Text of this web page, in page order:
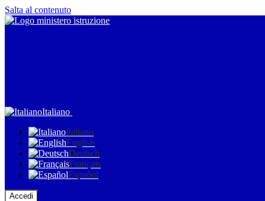
Salta al contenuto
Italiano
Italiano
English
Deutsch
Français
Español
Accedi